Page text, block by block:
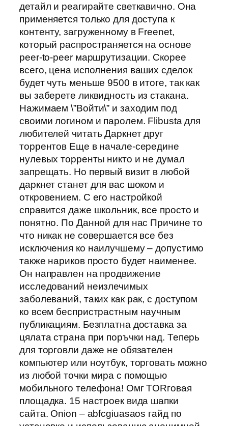
детайл и реагирайте светкавично. Она
применяется только для доступа к
контенту, загруженному в Freenet,
который распространяется на основе
peer-to-peer маршрутизации. Скорее
всего, цена исполнения ваших сделок
будет чуть меньше 9500 в итоге, так как
вы заберете ликвидность из стакана.
Нажимаем \”Войти\” и заходим под
своими логином и паролем. Flibusta для
любителей читать Даркнет друг
торрентов Еще в начале-середине
нулевых торренты никто и не думал
запрещать. Но первый визит в любой
даркнет станет для вас шоком и
откровением. С его настройкой
справится даже школьник, все просто и
понятно. По Данной для нас Причине то
что никак не совершается все без
исключения ко наилучшему – допустимо
также нариков просто будет наименее.
Он направлен на продвижение
исследований неизлечимых
заболеваний, таких как рак, с доступом
ко всем беспристрастным научным
публикациям. Безплатна доставка за
цялата страна при поръчки над. Теперь
для торговли даже не обязателен
компьютер или ноутбук, торговать можно
из любой точки мира с помощью
мобильного телефона! Омг ТORговая
площадка. 15 настроек вида шапки
сайта. Onion – abfcgiuasaos гайд по